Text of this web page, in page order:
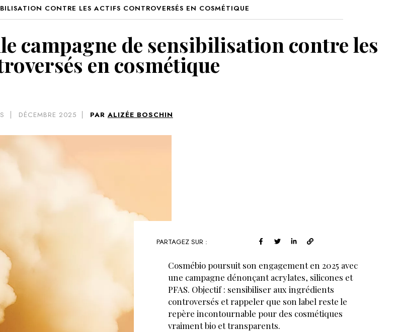
VOIR MON PANIER
CONTRE LES ACTIFS CONTROVERSÉS EN COSMÉTIQUE
campagne de sensibilisation contre les
en cosmétique
DÉCEMBRE 2025 PAR ALIZÉE BOSCHIN
PARTAGEZ SUR :
Cosmébio poursuit son engagement en 2025 avec
une campagne dénonçant acrylates, silicones et
PFAS. Objectif : sensibiliser aux ingrédients
controversés et rappeler que son label reste le
repère incontournable pour des cosmétiques
vraiment bio et transparents.